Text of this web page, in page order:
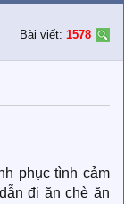
Bài viết: 1578
phục tình cảm
đi ăn chè ăn